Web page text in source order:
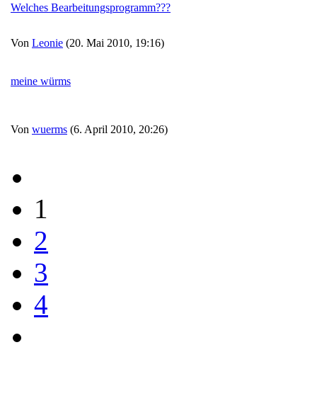
Welches Bearbeitungsprogramm???
Von Leonie (20. Mai 2010, 19:16)
meine würms
Von wuerms (6. April 2010, 20:26)
1
2
3
4